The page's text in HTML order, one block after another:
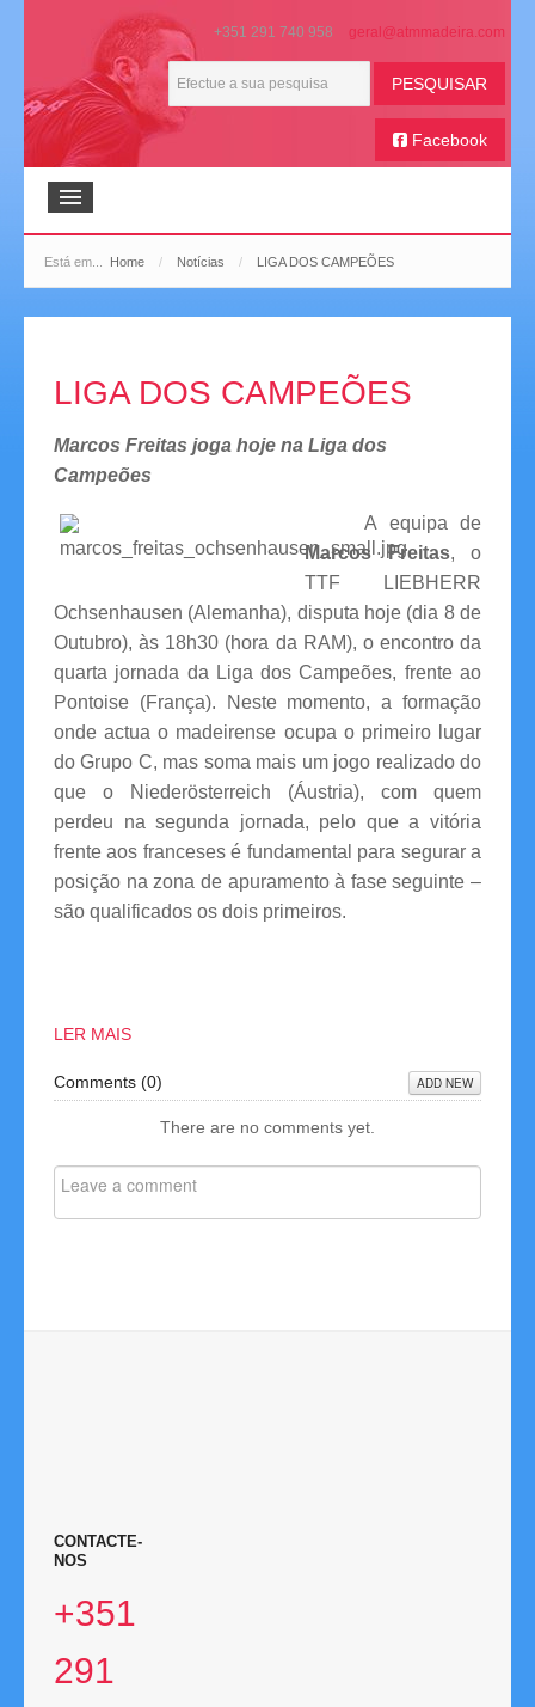
+351 291 740 958
PESQUISAR
Facebook
Início
Galeria de Imagens
Extratos de Imprensa
Histórico Desportivo
Campeonatos Regionais
Camp. Nacionais de Equipas
Taça da Madeira
Impressos
Arbitragem
Compilação de Resultados
Contactos
Está em... Home / Notícias / LIGA DOS CAMPEÕES
LIGA DOS CAMPEÕES
Marcos Freitas joga hoje na Liga dos
Campeões
A equipa de
Marcos Freitas, o
TTF LIEBHERR
Ochsenhausen (Alemanha), disputa hoje (dia 8 de
Outubro), às 18h30 (hora da RAM), o encontro da
quarta jornada da Liga dos Campeões, frente ao
Pontoise (França). Neste momento, a formação
onde actua o madeirense ocupa o primeiro lugar
do Grupo C, mas soma mais um jogo realizado do
que o Niederösterreich (Áustria), com quem
perdeu na segunda jornada, pelo que a vitória
frente aos franceses é fundamental para segurar a
posição na zona de apuramento à fase seguinte –
são qualificados os dois primeiros.
LER MAIS
Comments (0) ADD NEW
There are no comments yet.
CONTACTE-
NOS
+351
291